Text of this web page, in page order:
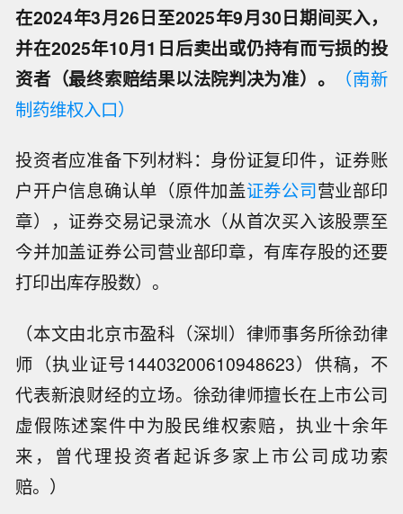
在2024年3月26日至2025年9月30日期间买入，
并在2025年10月1日后卖出或仍持有而亏损的投
资者（最终索赔结果以法院判决为准）。
（南新
制药维权入口）
投资者应准备下列材料：身份证复印件，证券账
户开户信息确认单（原件加盖证券公司营业部印
章），证券交易记录流水（从首次买入该股票至
今并加盖证券公司营业部印章，有库存股的还要
打印出库存股数）。
（本文由北京市盈科（深圳）律师事务所徐劲律
师（执业证号14403200610948623）供稿，不
代表新浪财经的立场。徐劲律师擅长在上市公司
虚假陈述案件中为股民维权索赔，执业十余年
来，曾代理投资者起诉多家上市公司成功索
赔。）